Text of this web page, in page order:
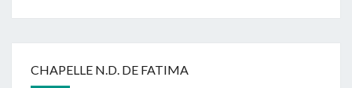
CHAPELLE N.D. DE FATIMA